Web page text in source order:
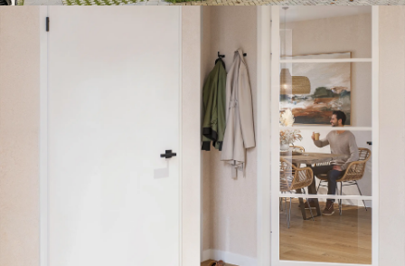
Van deur tot interieur productbeelden